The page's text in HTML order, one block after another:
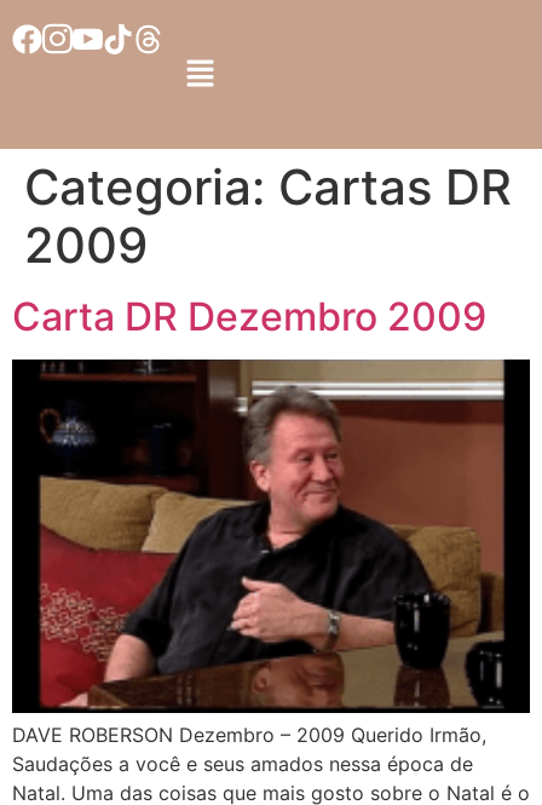
Categoria: Cartas DR
2009
Carta DR Dezembro 2009
DAVE ROBERSON Dezembro – 2009 Querido Irmão,
Saudações a você e seus amados nessa época de
Natal. Uma das coisas que mais gosto sobre o Natal é o